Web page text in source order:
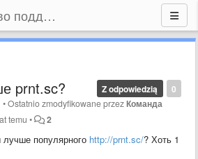
Joxi - сообщество поддержки
0
Z odpowiedzią
prnt.sc?
•Ostatnio zmodyfikowane przezКоманда
temu • 2
популярного http://prnt.sc/? Хоть 1